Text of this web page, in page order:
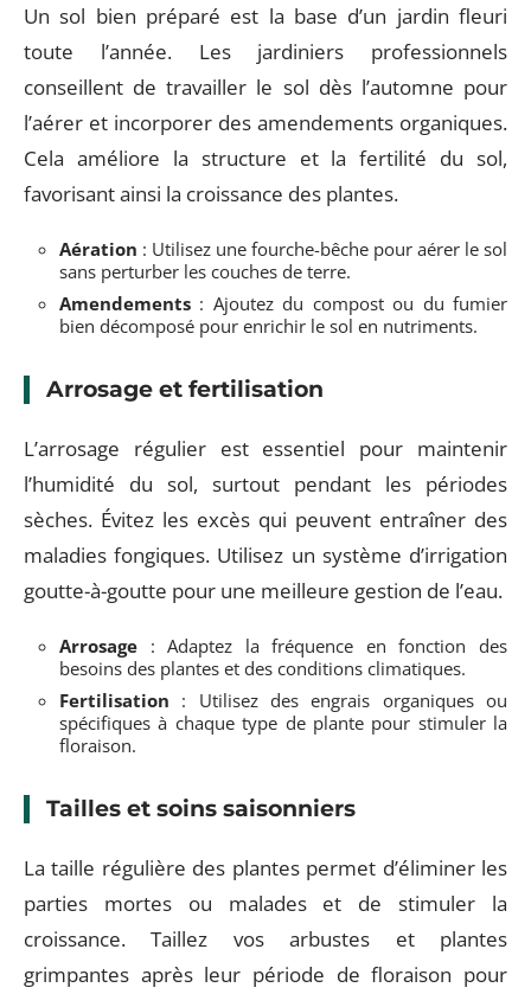
Un sol bien préparé est la base d’un jardin fleuri
toute l’année. Les jardiniers professionnels
conseillent de travailler le sol dès l’automne pour
l’aérer et incorporer des amendements organiques.
Cela améliore la structure et la fertilité du sol,
favorisant ainsi la croissance des plantes.
Aération : Utilisez une fourche-bêche pour aérer le sol
sans perturber les couches de terre.
Amendements : Ajoutez du compost ou du fumier
bien décomposé pour enrichir le sol en nutriments.
Arrosage et fertilisation
L’arrosage régulier est essentiel pour maintenir
l’humidité du sol, surtout pendant les périodes
sèches. Évitez les excès qui peuvent entraîner des
maladies fongiques. Utilisez un système d’irrigation
goutte-à-goutte pour une meilleure gestion de l’eau.
Arrosage : Adaptez la fréquence en fonction des
besoins des plantes et des conditions climatiques.
Fertilisation : Utilisez des engrais organiques ou
spécifiques à chaque type de plante pour stimuler la
floraison.
Tailles et soins saisonniers
La taille régulière des plantes permet d’éliminer les
parties mortes ou malades et de stimuler la
croissance. Taillez vos arbustes et plantes
grimpantes après leur période de floraison pour